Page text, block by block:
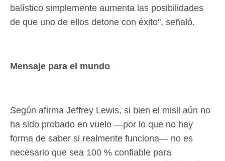
balístico simplemente aumenta las posibilidades
de que uno de ellos detone con éxito", señaló.
Mensaje para el mundo
Según afirma Jeffrey Lewis, si bien el misil aún no
ha sido probado en vuelo —por lo que no hay
forma de saber si realmente funciona— no es
necesario que sea 100 % confiable para